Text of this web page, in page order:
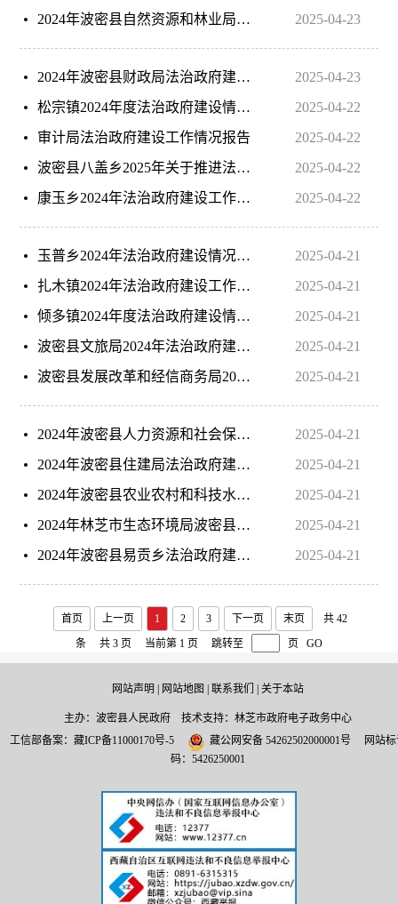
2024年波密县自然资源和林业局法治政府建设年度报告
2025-04-23
2024年波密县财政局法治政府建设工作情况报告
2025-04-23
松宗镇2024年度法治政府建设情况报告
2025-04-22
审计局法治政府建设工作情况报告
2025-04-22
波密县八盖乡2025年关于推进法治政府建设情况报告
2025-04-22
康玉乡2024年法治政府建设工作报告
2025-04-22
玉普乡2024年法治政府建设情况工作报告
2025-04-21
扎木镇2024年法治政府建设工作报告
2025-04-21
倾多镇2024年度法治政府建设情况报告
2025-04-21
波密县文旅局2024年法治政府建设情况报告2
2025-04-21
波密县发展改革和经信商务局2024年法治政府建设年度报告
2025-04-21
2024年波密县人力资源和社会保障局法治政府建设情况年度报告
2025-04-21
2024年波密县住建局法治政府建设工作总结（4.27）
2025-04-21
2024年波密县农业农村和科技水利局法治政府建设情况年度报告
2025-04-21
2024年林芝市生态环境局波密县分局法治政府建设情况年度报告
2025-04-21
2024年波密县易贡乡法治政府建设年度报告
2025-04-21
首页 上一页 1 2 3 下一页 末页
共 42
条
共 3 页 当前第 1 页 跳转至 页 GO
网站声明 网站地图 联系我们 关于本站
主办：波密县人民政府 技术支持：林芝市政府电子政务中心
工信部备案： 藏ICP备11000170号-5 藏公网安备 54262502000001号
网站
码：5426250001